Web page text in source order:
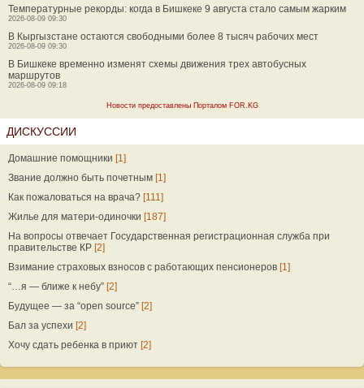
Температурные рекорды: когда в Бишкеке 9 августа стало самым жарким
2026-08-09 09:30
В Кыргызстане остаются свободными более 8 тысяч рабочих мест
2026-08-09 09:30
В Бишкеке временно изменят схемы движения трех автобусных
маршрутов
2026-08-09 09:18
Новости предоставлены Порталом FOR.KG
ДИСКУССИИ
Домашние помощники [1]
Звание должно быть почетным [1]
Как пожаловаться на врача? [111]
Жилье для матери-одиночки [187]
На вопросы отвечает Государственная регистрационная служба при
правительстве КР [2]
Взимание страховых взносов с работающих пенсионеров [1]
“…я — ближе к небу” [2]
Будущее — за “open source” [2]
Бал за успехи [2]
Хочу сдать ребенка в приют [2]